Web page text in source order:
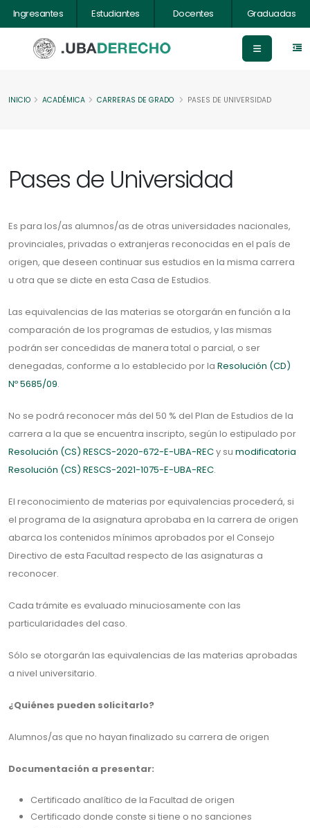
Ingresantes Estudiantes Docentes Graduadas
INICIO ACADÉMICA CARRERAS DE GRADO PASES DE UNIVERSIDAD
Pases de Universidad
Es para los/as alumnos/as de otras universidades nacionales,
provinciales, privadas o extranjeras reconocidas en el país de
origen, que deseen continuar sus estudios en la misma carrera
u otra que se dicte en esta Casa de Estudios.
Las equivalencias de las materias se otorgarán en función a la
comparación de los programas de estudios, y las mismas
podrán ser concedidas de manera total o parcial, o ser
denegadas, conforme a lo establecido por la Resolución (CD)
Nº 5685/09.
No se podrá reconocer más del 50 % del Plan de Estudios de la
carrera a la que se encuentra inscripto, según lo estipulado por
Resolución (CS) RESCS-2020-672-E-UBA-RECy su modificatoria
Resolución (CS) RESCS-2021-1075-E-UBA-REC.
El reconocimiento de materias por equivalencias procederá, si
el programa de la asignatura aprobaba en la carrera de origen
abarca los contenidos mínimos aprobados por el Consejo
Directivo de esta Facultad respecto de las asignaturas a
reconocer.
Cada trámite es evaluado minuciosamente con las
particularidades del caso.
Sólo se otorgarán las equivalencias de las materias aprobadas
a nivel universitario.
¿Quiénes pueden solicitarlo?
Alumnos/as que no hayan finalizado su carrera de origen
Documentación a presentar:
Certificado analítico de la Facultad de origen
Certificado donde conste si tiene o no sanciones